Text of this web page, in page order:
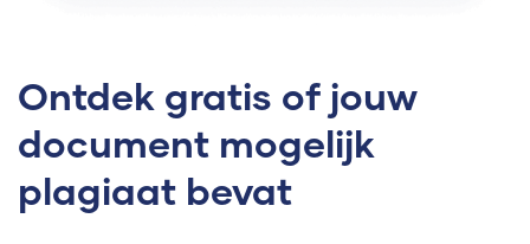
Ontdek gratis of jouw
document mogelijk
plagiaat bevat